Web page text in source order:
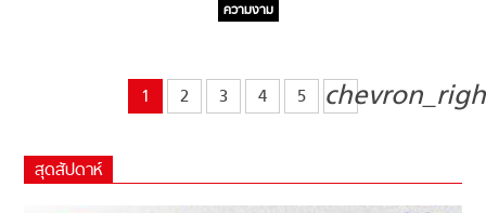
ความงาม
1 2 3 4 5
สุดสัปดาห์